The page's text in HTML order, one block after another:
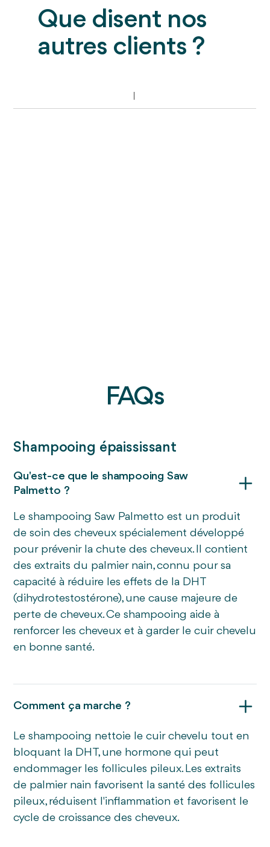
Que disent nos
autres clients ?
FAQs
Shampooing épaississant
Qu'est-ce que le shampooing Saw
Palmetto ?
Le shampooing Saw Palmetto est un produit
de soin des cheveux spécialement développé
pour prévenir la chute des cheveux. Il contient
des extraits du palmier nain, connu pour sa
capacité à réduire les effets de la DHT
(dihydrotestostérone), une cause majeure de
perte de cheveux. Ce shampooing aide à
renforcer les cheveux et à garder le cuir chevelu
en bonne santé.
Comment ça marche ?
Le shampooing nettoie le cuir chevelu tout en
bloquant la DHT, une hormone qui peut
endommager les follicules pileux. Les extraits
de palmier nain favorisent la santé des follicules
pileux, réduisent l'inflammation et favorisent le
cycle de croissance des cheveux.